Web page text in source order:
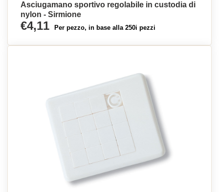
Asciugamano sportivo regolabile in custodia di
nylon - Sirmione
€4,11 Per pezzo, in base alla 250i pezzi